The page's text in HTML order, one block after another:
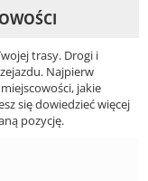
trasy. Drogi i
Najpierw
jakie
się dowiedzieć więcej
pozycję.